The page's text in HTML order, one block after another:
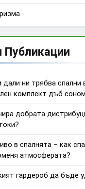
Публикации
ни трябва спални
комплект дъб
добрата
в спалнята – как
атмосферата?
гардероб да бъде